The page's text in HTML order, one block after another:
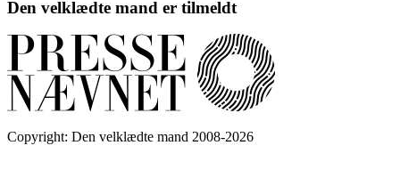
Den velklædte mand er tilmeldt
Copyright: Den velklædte mand 2008-2026